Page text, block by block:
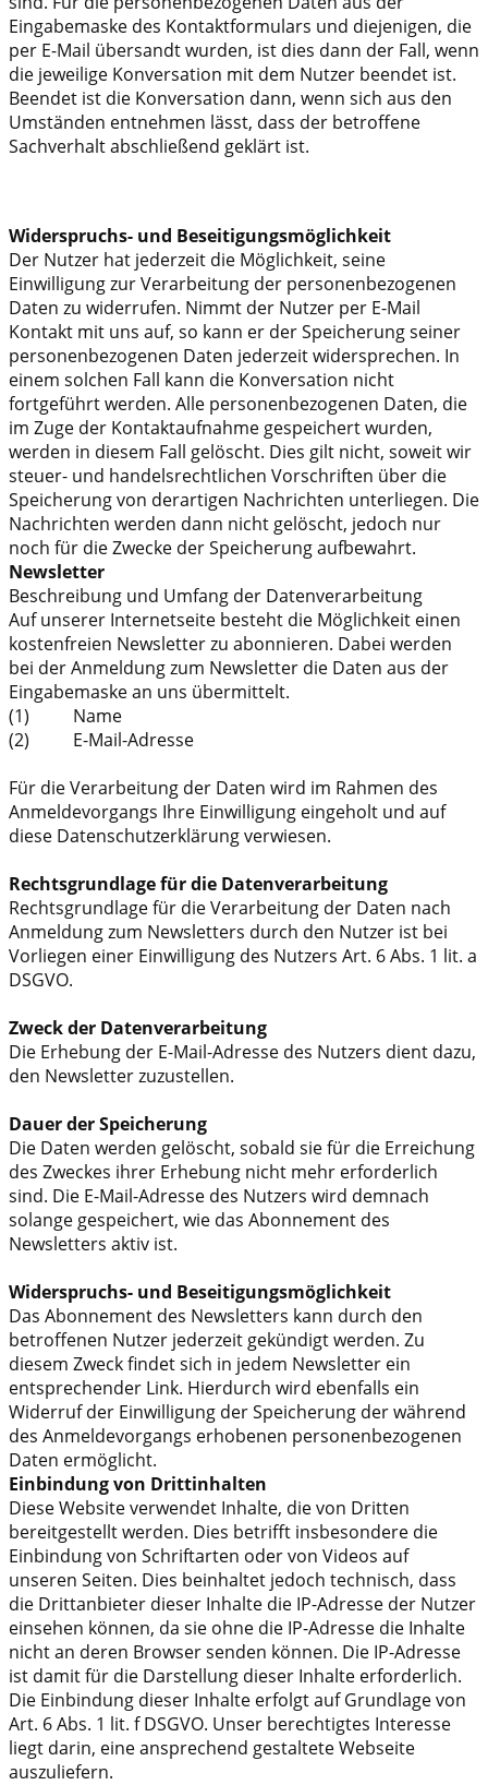
Eingabemaske des Kontaktformulars und diejenigen, die
per E-Mail übersandt wurden, ist dies dann der Fall, wenn
die jeweilige Konversation mit dem Nutzer beendet ist.
Beendet ist die Konversation dann, wenn sich aus den
Umständen entnehmen lässt, dass der betroffene
Sachverhalt abschließend geklärt ist.
Widerspruchs- und Beseitigungsmöglichkeit
Der Nutzer hat jederzeit die Möglichkeit, seine
Einwilligung zur Verarbeitung der personenbezogenen
Daten zu widerrufen. Nimmt der Nutzer per E-Mail
Kontakt mit uns auf, so kann er der Speicherung seiner
personenbezogenen Daten jederzeit widersprechen. In
einem solchen Fall kann die Konversation nicht
fortgeführt werden. Alle personenbezogenen Daten, die
im Zuge der Kontaktaufnahme gespeichert wurden,
werden in diesem Fall gelöscht. Dies gilt nicht, soweit wir
steuer- und handelsrechtlichen Vorschriften über die
Speicherung von derartigen Nachrichten unterliegen. Die
Nachrichten werden dann nicht gelöscht, jedoch nur
noch für die Zwecke der Speicherung aufbewahrt.
Newsletter
Beschreibung und Umfang der Datenverarbeitung
Auf unserer Internetseite besteht die Möglichkeit einen
kostenfreien Newsletter zu abonnieren. Dabei werden
bei der Anmeldung zum Newsletter die Daten aus der
Eingabemaske an uns übermittelt.
(1) Name
(2) E-Mail-Adresse
Für die Verarbeitung der Daten wird im Rahmen des
Anmeldevorgangs Ihre Einwilligung eingeholt und auf
diese Datenschutzerklärung verwiesen.
Rechtsgrundlage für die Datenverarbeitung
Rechtsgrundlage für die Verarbeitung der Daten nach
Anmeldung zum Newsletters durch den Nutzer ist bei
Vorliegen einer Einwilligung des Nutzers Art. 6 Abs. 1 lit. a
DSGVO.
Zweck der Datenverarbeitung
Die Erhebung der E-Mail-Adresse des Nutzers dient dazu,
den Newsletter zuzustellen.
Dauer der Speicherung
Die Daten werden gelöscht, sobald sie für die Erreichung
des Zweckes ihrer Erhebung nicht mehr erforderlich
sind. Die E-Mail-Adresse des Nutzers wird demnach
solange gespeichert, wie das Abonnement des
Newsletters aktiv ist.
Widerspruchs- und Beseitigungsmöglichkeit
Das Abonnement des Newsletters kann durch den
betroffenen Nutzer jederzeit gekündigt werden. Zu
diesem Zweck findet sich in jedem Newsletter ein
entsprechender Link. Hierdurch wird ebenfalls ein
Widerruf der Einwilligung der Speicherung der während
des Anmeldevorgangs erhobenen personenbezogenen
Daten ermöglicht.
Einbindung von Drittinhalten
Diese Website verwendet Inhalte, die von Dritten
bereitgestellt werden. Dies betrifft insbesondere die
Einbindung von Schriftarten oder von Videos auf
unseren Seiten. Dies beinhaltet jedoch technisch, dass
die Drittanbieter dieser Inhalte die IP-Adresse der Nutzer
einsehen können, da sie ohne die IP-Adresse die Inhalte
nicht an deren Browser senden können. Die IP-Adresse
ist damit für die Darstellung dieser Inhalte erforderlich.
Die Einbindung dieser Inhalte erfolgt auf Grundlage von
Art. 6 Abs. 1 lit. f DSGVO. Unser berechtigtes Interesse
liegt darin, eine ansprechend gestaltete Webseite
auszuliefern.